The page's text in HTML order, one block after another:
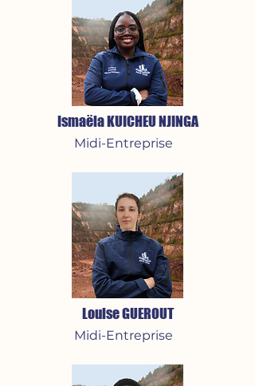
Ismaëla KUICHEU NJINGA
Midi-Entreprise
Louise GUEROUT
Midi-Entreprise